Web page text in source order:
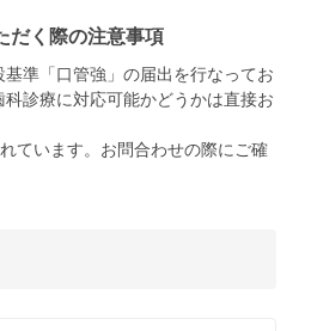
だく際の注意事項
準「口管強」の届出を行なってお
診療に対応可能かどうかは直接お
ています。お問合わせの際にご確